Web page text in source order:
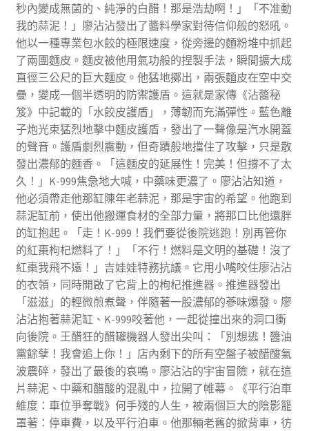
秒內變成無菌的、純淨的白醋！那是浩劫啊！」「不准動
我的蒜泥！」廖沾沾發出了醬料學家對待信仰般的怒吼。
他以一種專業包水餃的極限速度，從旁邊的麵粉堆中抓起
了兩團麵皮。麵皮被他用氣功般的捏製手法，瞬間擴大成
直徑三公尺的巨大麵皮。他猛地擲出，兩張麵皮在空中交
疊，變成一個半透明的防禦護盾。這就是家傳《沾醬秘
笈》中記載的「水餃皮護盾」，薄韌而充滿彈性。藍色離
子炮光束猛烈地擊中麵皮護盾，發出了一聲像是汽水開蓋
的聲音。護盾劇烈震動，但奇蹟般地擋住了攻擊，只是散
發出濃郁的麵香。「這麵皮的延展性！完美！但撐不了太
久！」K-999焦急地大喊，中藥味更濃了。廖沾沾知道，
他必須帶走他那缸陳年老蒜泥，那是宇宙的希望。他跑到
蒜泥缸前，使出他搬運食材的全部力量，將那口比他還胖
的缸抱起。「走！K-999！我們要從後院逃跑！別再管你
的紅棗枸杞燃料了！」「不行！燃料是文明的基礎！沒了
紅棗我飛不遠！」吉娃娃特務抗議。它用小嘴咬住廖沾沾
的衣領，同時開啟了它背上的枸杞推進器。推進器發出
「滋滋」的輕微煎煮聲，伴隨著一股濃郁的蔘味爆發。廖
沾沾抱著蒜泥缸、K-999咬著他，一起從撞出來的洞口衝
向後院。王醋狂的醋罐機器人發出尖叫：「別想逃！醬油
黨餘孽！我會追上你！」店內剩下的所有空盤子被醋酸氣
波震碎，發出了最後的哀鳴。廖沾沾的宇宙冒險，就在這
片蒜泥、中藥和醋酸的混亂中，拉開了帷幕。《平行泊車
維度：車位爭奪戰》何手殘的人生，被兩個巨大的陰影籠
罩著：停車費，以及平行泊車。他那輛老舊的掀背車，彷